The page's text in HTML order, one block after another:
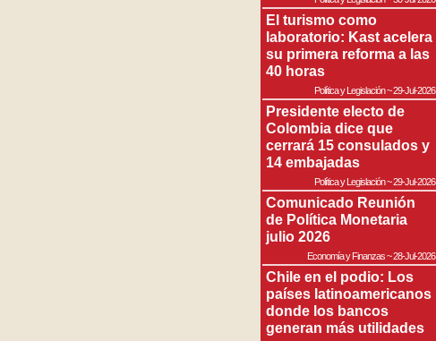
El turismo como
laboratorio: Kast acelera
su primera reforma a las
40 horas
Política y Legislación~29-Jul-2026
Presidente electo de
Colombia dice que
cerrará 15 consulados y
14 embajadas
Política y Legislación~29-Jul-2026
Comunicado Reunión
de Política Monetaria
julio 2026
Economía y Finanzas~28-Jul-2026
Chile en el podio: Los
países latinoamericanos
donde los bancos
generan más utilidades